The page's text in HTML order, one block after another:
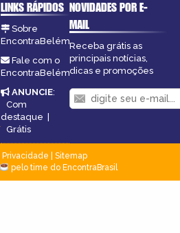
LINKS RÁPIDOS
Sobre
EncontraBelém
Fale com o
EncontraBelém
ANUNCIE:
Com
destaque |
Grátis
NOVIDADES POR E-
MAIL
Receba grátis as
principais notícias,
dicas e promoções
Privacidade
Sitemap
pelo time do EncontraBrasil